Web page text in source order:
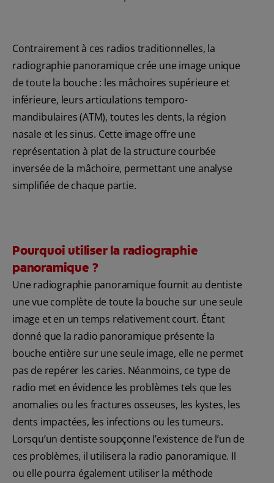
Contrairement à ces radios traditionnelles, la
radiographie panoramique crée une image unique
de toute la bouche : les mâchoires supérieure et
inférieure, leurs articulations temporo-
mandibulaires (ATM), toutes les dents, la région
nasale et les sinus. Cette image offre une
représentation à plat de la structure courbée
inversée de la mâchoire, permettant une analyse
simplifiée de chaque partie.
Pourquoi utiliser la radiographie
panoramique ?
Une radiographie panoramique fournit au dentiste
une vue complète de toute la bouche sur une seule
image et en un temps relativement court. Étant
donné que la radio panoramique présente la
bouche entière sur une seule image, elle ne permet
pas de repérer les caries. Néanmoins, ce type de
radio met en évidence les problèmes tels que les
anomalies ou les fractures osseuses, les kystes, les
dents impactées, les infections ou les tumeurs.
Lorsqu’un dentiste soupçonne l’existence de l’un de
ces problèmes, il utilisera la radio panoramique. Il
ou elle pourra également utiliser la méthode